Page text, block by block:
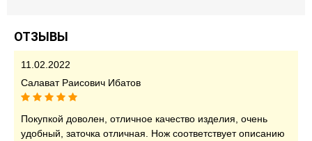
ОТЗЫВЫ
11.02.2022
Салават Раисович Ибатов
Покупкой доволен, отличное качество изделия, очень
удобный, заточка отличная. Нож соответствует описанию